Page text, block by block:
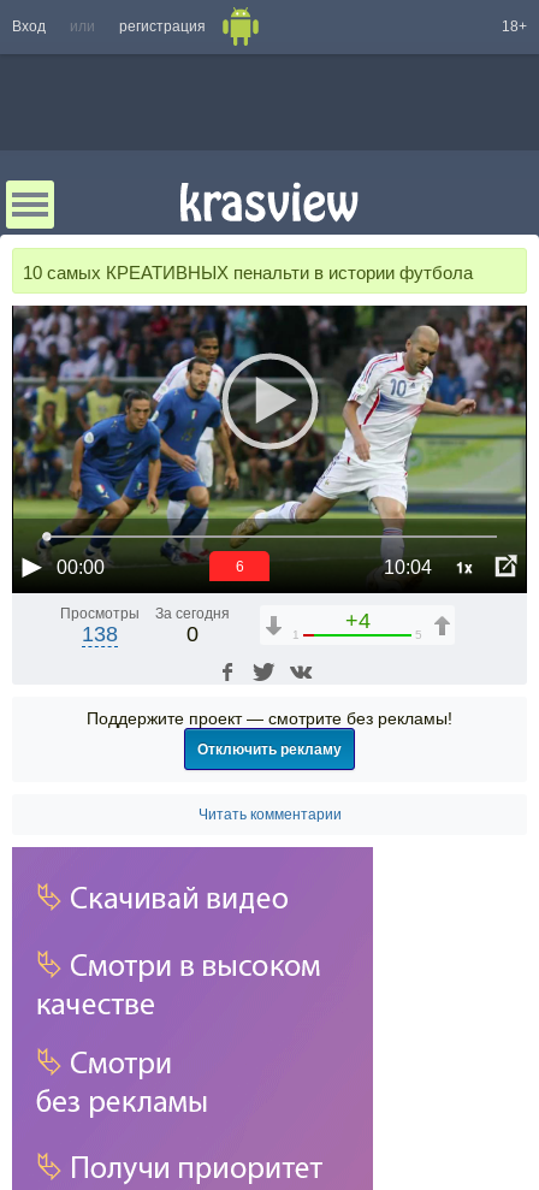
Вход или регистрация 18+
10 самых КРЕАТИВНЫХ пенальти в истории футбола
00:00 10:04 1x
6
Просмотры
138
За сегодня
0
+4
1 5
Поддержите проект — смотрите без рекламы!
Отключить рекламу
Читать комментарии